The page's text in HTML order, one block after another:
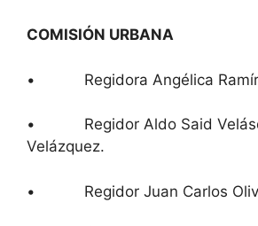
COMISIÓN URBANA
• Regidora Angélica
• Regidor Aldo Said
Velázquez.
• Regidor Juan Carlos